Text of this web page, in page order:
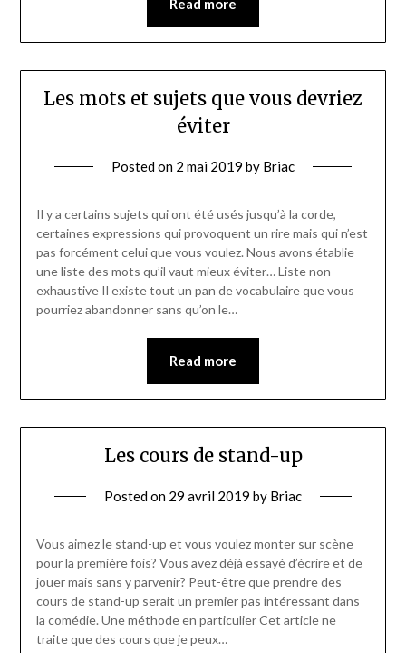
Read more
Les mots et sujets que vous devriez
éviter
Posted on 2 mai 2019 by Briac
Il y a certains sujets qui ont été usés jusqu’à la corde,
certaines expressions qui provoquent un rire mais qui n’est
pas forcément celui que vous voulez. Nous avons établie
une liste des mots qu’il vaut mieux éviter… Liste non
exhaustive Il existe tout un pan de vocabulaire que vous
pourriez abandonner sans qu’on le…
Read more
Les cours de stand-up
Posted on 29 avril 2019 by Briac
Vous aimez le stand-up et vous voulez monter sur scène
pour la première fois? Vous avez déjà essayé d’écrire et de
jouer mais sans y parvenir? Peut-être que prendre des
cours de stand-up serait un premier pas intéressant dans
la comédie. Une méthode en particulier Cet article ne
traite que des cours que je peux…